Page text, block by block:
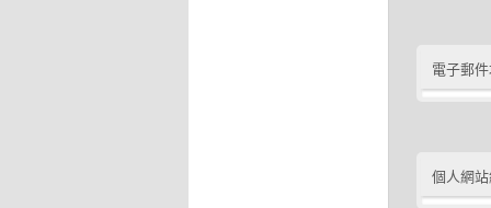
電子郵
個人網